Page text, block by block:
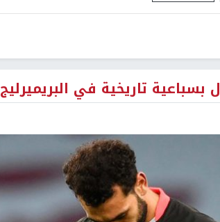
تاريخية في البريميرليج